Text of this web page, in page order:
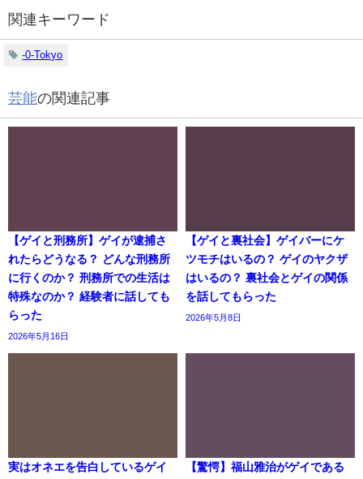
関連キーワード
-0-Tokyo
芸能の関連記事
【ゲイと刑務所】ゲイが逮捕さ
れたらどうなる？ どんな刑務所
に行くのか？ 刑務所での生活は
特殊なのか？ 経験者に話しても
らった
2026年5月16日
【ゲイと裏社会】ゲイバーにケ
ツモチはいるの？ ゲイのヤクザ
はいるの？ 裏社会とゲイの関係
を話してもらった
2026年5月8日
実はオネエを告白しているゲイ
【驚愕】福山雅治がゲイである